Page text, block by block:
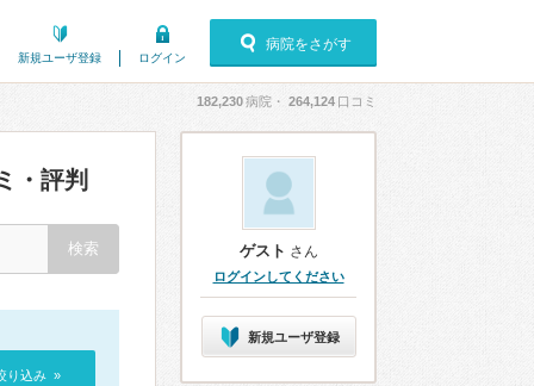
新規ユーザ登録 ログイン
病院をさがす
182,230病院・ 264,124 口コミ
・評判
り込み »
ゲスト さん
ログインしてください
新規ユーザ登録